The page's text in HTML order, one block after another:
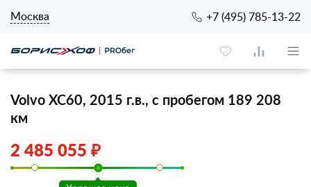
Москва +7 (495) 785-13-22
Volvo XC60, 2015 г.в., с пробегом 189 208
км
2 485 055 ₽